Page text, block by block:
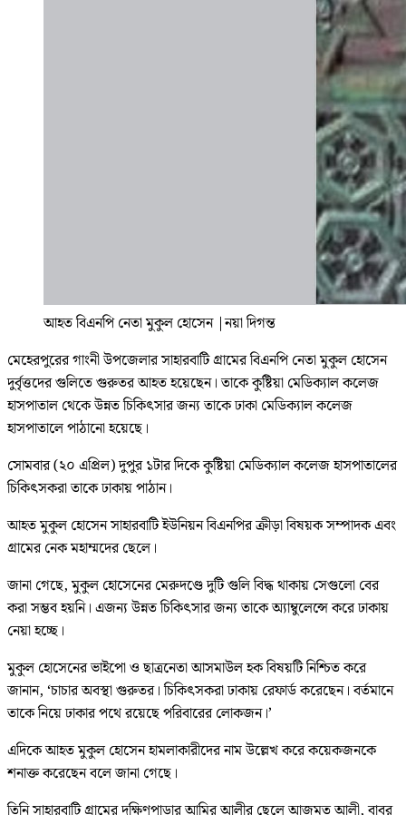
আহত বিএনপি নেতা মুকুল হোসেন |নয়া দিগন্ত
মেহেরপুরের গাংনী উপজেলার সাহারবাটি গ্রামের বিএনপি নেতা মুকুল হোসেন
দুর্বৃত্তদের গুলিতে গুরুতর আহত হয়েছেন। তাকে কুষ্টিয়া মেডিক্যাল কলেজ
হাসপাতাল থেকে উন্নত চিকিৎসার জন্য তাকে ঢাকা মেডিক্যাল কলেজ
হাসপাতালে পাঠানো হয়েছে।
সোমবার (২০ এপ্রিল) দুপুর ১টার দিকে কুষ্টিয়া মেডিক্যাল কলেজ হাসপাতালের
চিকিৎসকরা তাকে ঢাকায় পাঠান।
আহত মুকুল হোসেন সাহারবাটি ইউনিয়ন বিএনপির ক্রীড়া বিষয়ক সম্পাদক এবং
গ্রামের নেক মহাম্মদের ছেলে।
জানা গেছে, মুকুল হোসেনের মেরুদণ্ডে দুটি গুলি বিদ্ধ থাকায় সেগুলো বের
করা সম্ভব হয়নি। এজন্য উন্নত চিকিৎসার জন্য তাকে অ্যাম্বুলেন্সে করে ঢাকায়
নেয়া হচ্ছে।
মুকুল হোসেনের ভাইপো ও ছাত্রনেতা আসমাউল হক বিষয়টি নিশ্চিত করে
জানান, ‘চাচার অবস্থা গুরুতর। চিকিৎসকরা ঢাকায় রেফার্ড করেছেন। বর্তমানে
তাকে নিয়ে ঢাকার পথে রয়েছে পরিবারের লোকজন।’
এদিকে আহত মুকুল হোসেন হামলাকারীদের নাম উল্লেখ করে কয়েকজনকে
শনাক্ত করেছেন বলে জানা গেছে।